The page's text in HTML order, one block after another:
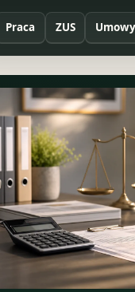
Praca ZUS Umowy